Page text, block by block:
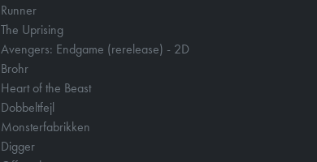
Runner
The Uprising
Avengers: Endgame (rerelease) - 2D
Brohr
Heart of the Beast
Dobbeltfejl
Monsterfabrikken
Digger